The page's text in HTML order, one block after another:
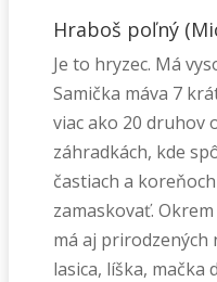
Hraboš poľný
Je to hryzec. Má
Samička máva 7
viac ako 20 druhov
záhradkách, kde
častiach a
zamaskovať.
má aj prirodzených
lasica, líška, mačka
Štatistiky
Aby sme
zlepšiť
funkčnosť
a štruktúru
stránky na
základe
spôsobu